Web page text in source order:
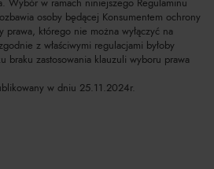
osoby będącej Konsumentem ochrony
prawa, którego nie można wyłączyć na
z właściwymi regulacjami byłoby
braku zastosowania klauzuli wyboru prawa
w dniu 25.11.2024r.